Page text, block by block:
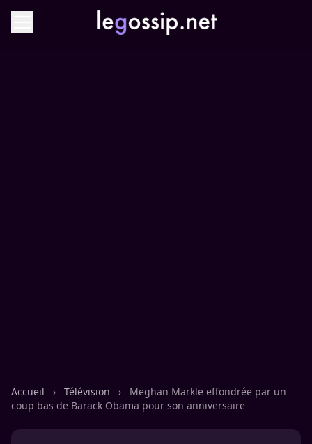
Accueil › Télévision ›
Meghan Markle effondrée par un
coup bas de Barack Obama pour son anniversaire